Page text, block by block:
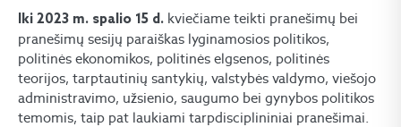
Iki 2023 m. spalio 15 d. kviečiame teikti pranešimų bei
pranešimų sesijų paraiškas lyginamosios politikos,
politinės ekonomikos, politinės elgsenos, politinės
teorijos, tarptautinių santykių, valstybės valdymo, viešojo
administravimo, užsienio, saugumo bei gynybos politikos
temomis, taip pat laukiami tarpdisciplininiai pranešimai.